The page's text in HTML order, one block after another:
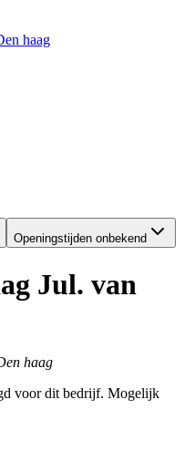
haag
Openingstijden onbekend
Jul. van
haag
voor dit bedrijf. Mogelijk